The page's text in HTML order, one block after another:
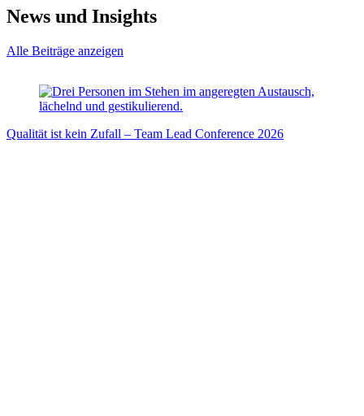
News und Insights
Alle Beiträge anzeigen
Qualität ist kein Zufall – Team Lead Conference 2026